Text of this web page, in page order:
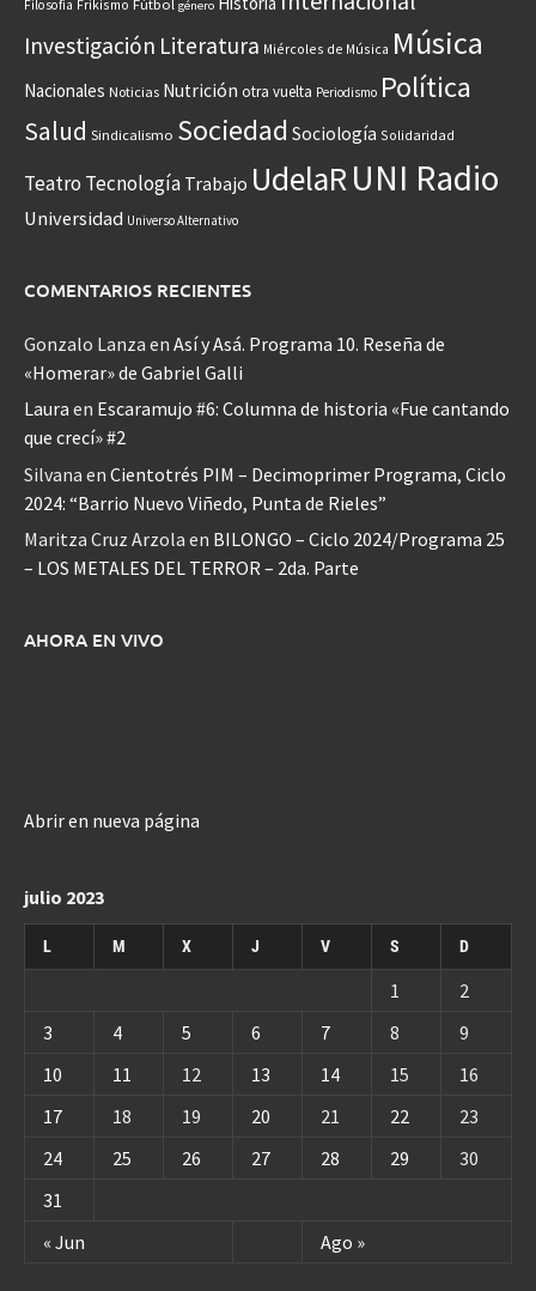
Filosofía Frikismo Fútbol género
Investigación Literatura Miércoles de Música Música
Nacionales Noticias Nutrición otra vuelta Periodismo Política
Salud Sindicalismo Sociedad Sociología Solidaridad
Teatro Tecnología Trabajo UdelaR UNI Radio
Universidad Universo Alternativo
COMENTARIOS RECIENTES
Gonzalo Lanza en Así y Asá. Programa 10. Reseña de
«Homerar» de Gabriel Galli
Laura en Escaramujo #6: Columna de historia «Fue cantando
que crecí» #2
Silvana en Cientotrés PIM – Decimoprimer Programa, Ciclo
2024: “Barrio Nuevo Viñedo, Punta de Rieles”
Maritza Cruz Arzola en BILONGO – Ciclo 2024/Programa 25
– LOS METALES DEL TERROR – 2da. Parte
AHORA EN VIVO
Abrir en nueva página
julio 2023
L M X J V S D
« Jun Ago »
1
2
3
4 5 6 7 8
9
10
11 12 13 14 15
16
17
18 19 20 21 22
23
24
25 26 27 28 29
30
31